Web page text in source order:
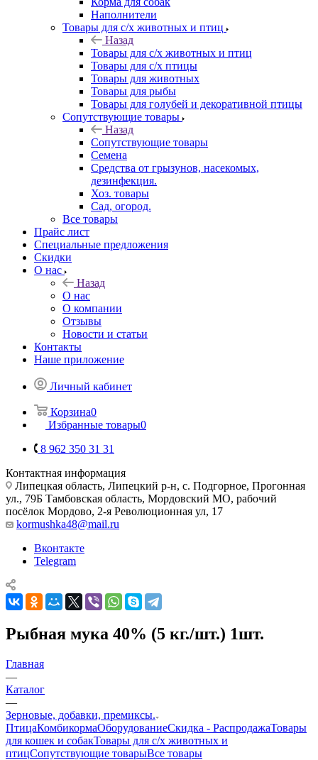
Наполнители
Товары для с/х животных и птиц
Назад
Товары для с/х животных и птиц
Товары для с/х птицы
Товары для животных
Товары для рыбы
Товары для голубей и декоративной птицы
Сопутствующие товары
Назад
Сопутствующие товары
Семена
Средства от грызунов, насекомых,
дезинфекция.
Хоз. товары
Сад, огород.
Все товары
Прайс лист
Специальные предложения
Скидки
О нас
Назад
О нас
О компании
Отзывы
Новости и статьи
Контакты
Наше приложение
Личный кабинет
Корзина0
Избранные товары0
8 962 350 31 31
Контактная информация
Липецкая область, Липецкий р-н, с. Подгорное, Прогонная
ул., 79Б Тамбовская область, Мордовский МО, рабочий
посёлок Мордово, 2-я Революционная ул, 17
kormushka48@mail.ru
Вконтакте
Telegram
Рыбная мука 40% (5 кг./шт.) 1шт.
Главная
—
Каталог
—
Зерновые, добавки, премиксы.
ПтицаКомбикормаОборудованиеСкидка - РаспродажаТовары
для кошек и собакТовары для с/х животных и
птицСопутствующие товарыВсе товары